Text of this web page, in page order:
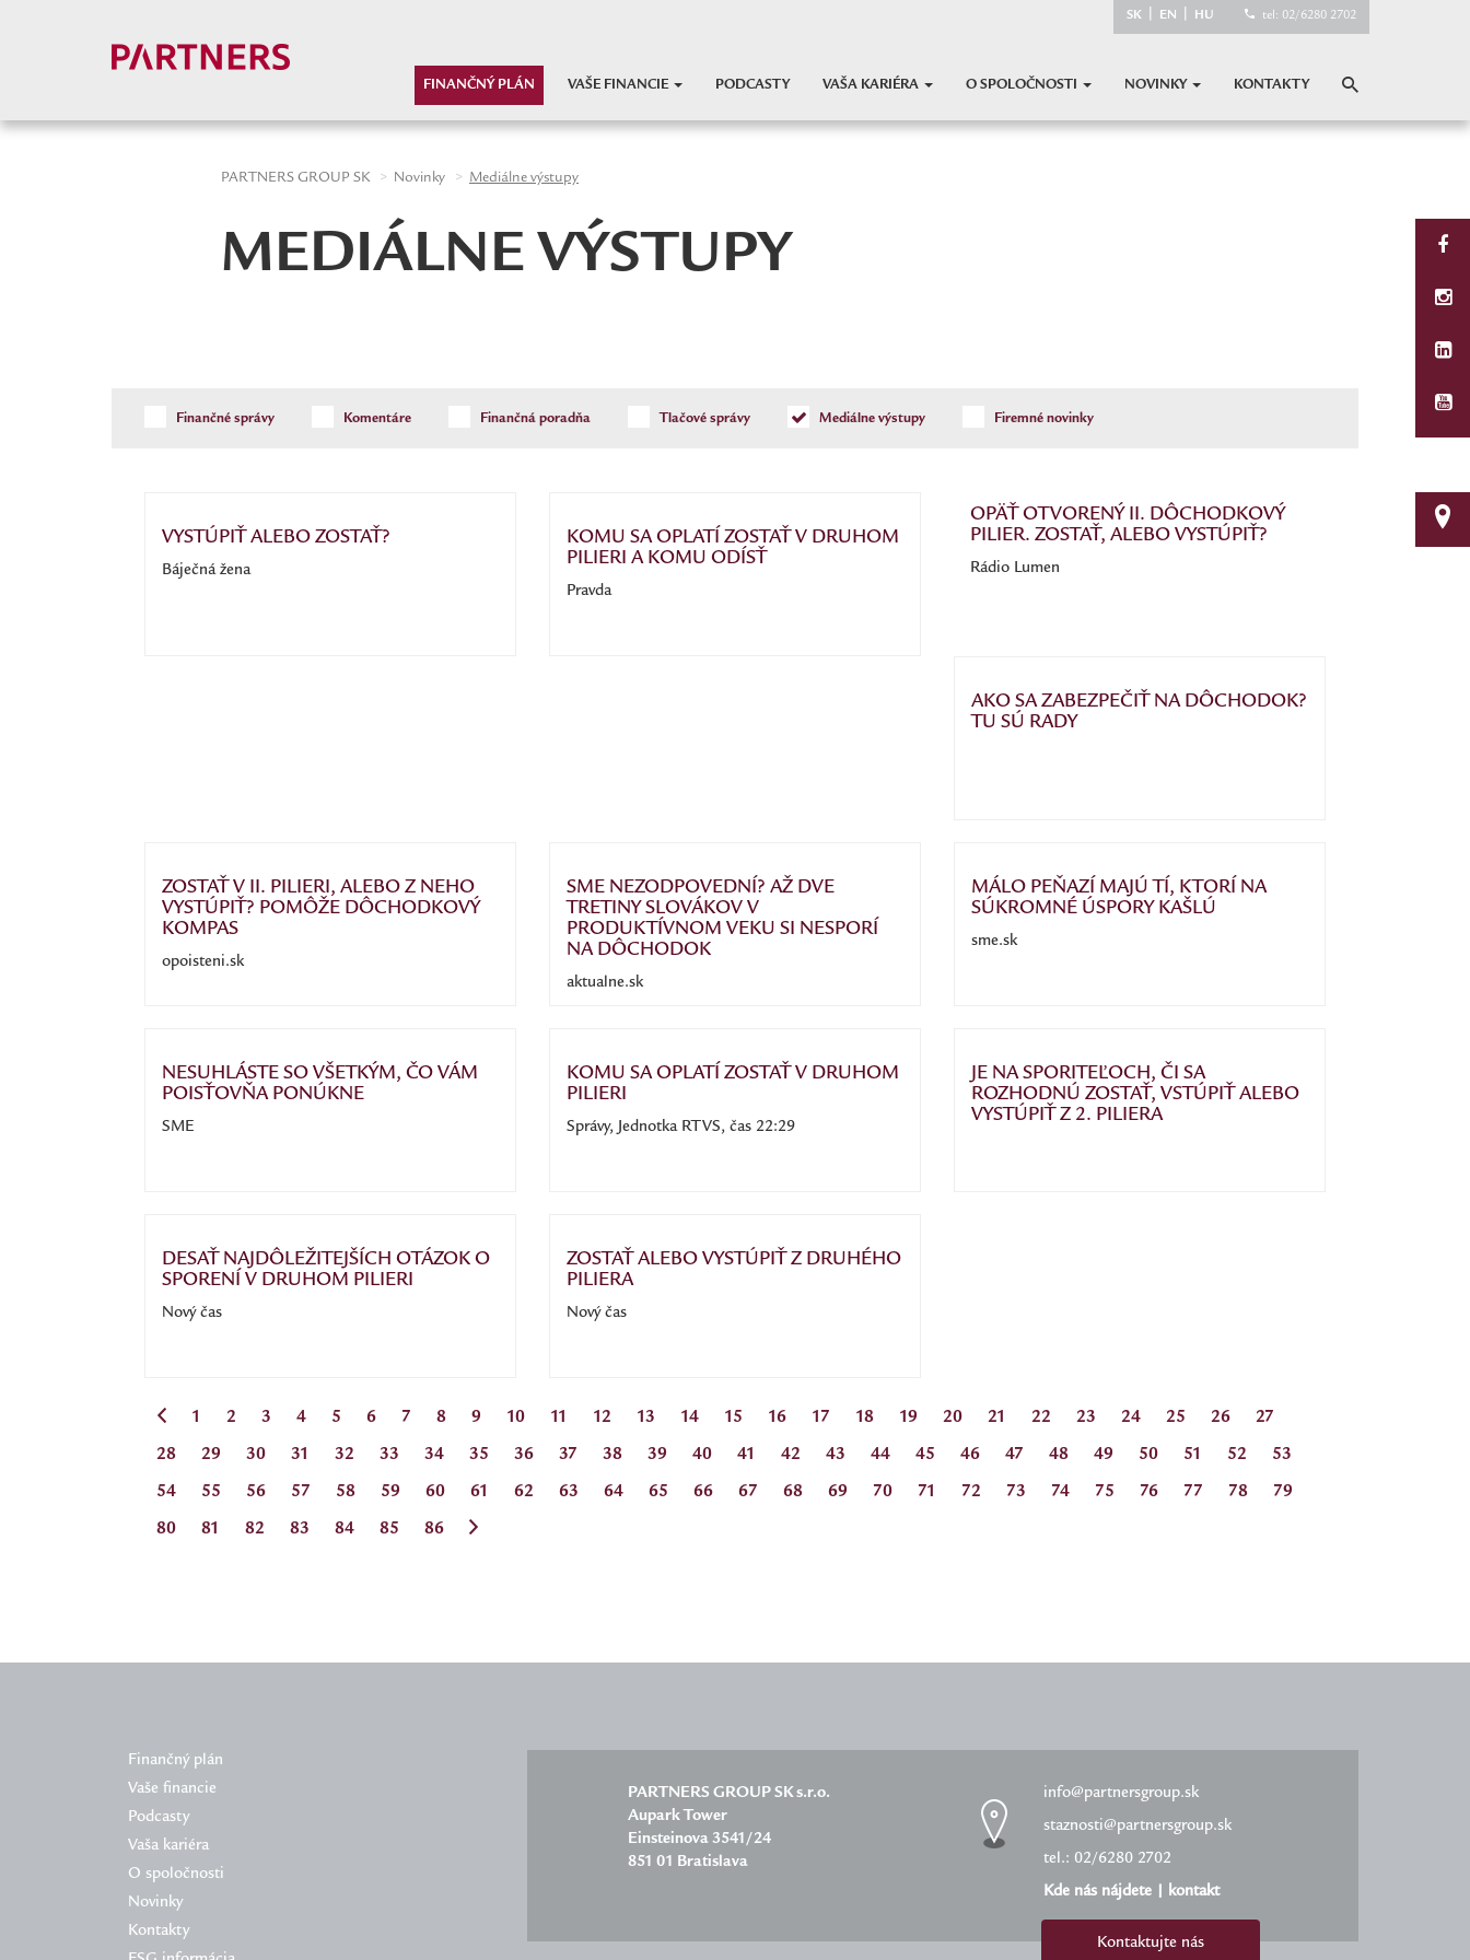
FINANČNÝ PLÁN VAŠE FINANCIE PODCASTY VAŠA KARIÉRA O SPOLOČNOSTI NOVINKY KONTAKTY
SK EN HU tel: 02/6280 2702
PARTNERS GROUP SK Novinky Mediálne výstupy
MEDIÁLNE VÝSTUPY
Finančné správy Komentáre Finančná poradňa Tlačové správy Mediálne výstupy Firemné novinky
VYSTÚPIŤ ALEBO ZOSTAŤ?
Báječná žena
KOMU SA OPLATÍ ZOSTAŤ V DRUHOM
PILIERI A KOMU ODÍSŤ
Pravda
OPÄŤ OTVORENÝ II. DÔCHODKOVÝ
PILIER. ZOSTAŤ, ALEBO VYSTÚPIŤ?
Rádio Lumen
AKO SA ZABEZPEČIŤ NA DÔCHODOK?
TU SÚ RADY
ZOSTAŤ V II. PILIERI, ALEBO Z NEHO
VYSTÚPIŤ? POMÔŽE DÔCHODKOVÝ
KOMPAS
opoisteni.sk
SME NEZODPOVEDNÍ? AŽ DVE
TRETINY SLOVÁKOV V
PRODUKTÍVNOM VEKU SI NESPORÍ
NA DÔCHODOK
aktualne.sk
MÁLO PEŇAZÍ MAJÚ TÍ, KTORÍ NA
SÚKROMNÉ ÚSPORY KAŠLÚ
sme.sk
NESUHLÁSTE SO VŠETKÝM, ČO VÁM
POISŤOVŇA PONÚKNE
SME
KOMU SA OPLATÍ ZOSTAŤ V DRUHOM
PILIERI
Správy, Jednotka RTVS, čas 22:29
JE NA SPORITEĽOCH, ČI SA
ROZHODNÚ ZOSTAŤ, VSTÚPIŤ ALEBO
VYSTÚPIŤ Z 2. PILIERA
DESAŤ NAJDÔLEŽITEJŠÍCH OTÁZOK O
SPORENÍ V DRUHOM PILIERI
Nový čas
ZOSTAŤ ALEBO VYSTÚPIŤ Z DRUHÉHO
PILIERA
Nový čas
1 2 3 4 5 6 7 8 9 10 11 12 13 14 15 16 17 18 19 20 21 22 23 24 25 26 27
28 29 30 31 32 33 34 35 36 37 38 39 40 41 42 43 44 45 46 47 48 49 50 51 52 53
54 55 56 57 58 59 60 61 62 63 64 65 66 67 68 69 70 71 72 73 74 75 76 77 78 79
80 81 82 83 84 85 86
Finančný plán
Vaše financie
Podcasty
Vaša kariéra
O spoločnosti
Novinky
Kontakty
PARTNERS GROUP SK s.r.o.
Aupark Tower
Einsteinova 3541/24
851 01 Bratislava
info@partnersgroup.sk
staznosti@partnersgroup.sk
tel.: 02/6280 2702
Kde nás nájdete| kontakt
Kontaktujte nás